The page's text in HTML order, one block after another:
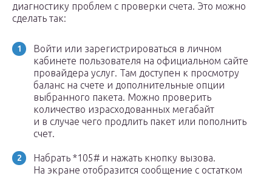
диагностику проблем с проверки счета. Это можно
сделать так:
Войти или зарегистрироваться в личном
кабинете пользователя на официальном сайте
провайдера услуг. Там доступен к просмотру
баланс на счете и дополнительные опции
выбранного пакета. Можно проверить
количество израсходованных мегабайт
и в случае чего продлить пакет или пополнить
счет.
Набрать *105# и нажать кнопку вызова.
На экране отобразится сообщение с остатком